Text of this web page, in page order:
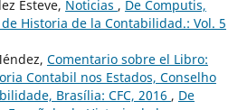
Esteve, Noticias , De Computis,
Historia de la Contabilidad.: Vol. 5
Comentario sobre el Libro:
Contabil nos Estados, Conselho
Brasília: CFC, 2016 , De